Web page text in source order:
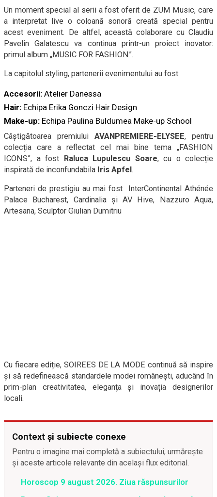
Un moment special al serii a fost oferit de ZUM Music, care
a interpretat live o coloană sonoră creată special pentru
acest eveniment. De altfel, această colaborare cu Claudiu
Pavelin Galatescu va continua printr-un proiect inovator:
primul album „MUSIC FOR FASHION”.
La capitolul styling, partenerii evenimentului au fost:
Accesorii: Atelier Danessa
Hair: Echipa Erika Gonczi Hair Design
Make-up: Echipa Paulina Buldumea Make-up School
Câștigătoarea premiului AVANPREMIERE-ELYSEE, pentru
colecția care a reflectat cel mai bine tema „FASHION
ICONS”, a fost Raluca Lupulescu Soare, cu o colecție
inspirată de inconfundabila Iris Apfel.
Parteneri de prestigiu au mai fost InterContinental Athénée
Palace Bucharest, Cardinalia și AV Hive, Nazzuro Aqua,
Artesana, Sculptor Giulian Dumitriu
Cu fiecare ediție, SOIREES DE LA MODE continuă să inspire
și să redefinească standardele modei românești, aducând în
prim-plan creativitatea, eleganța și inovația designerilor
locali.
Context și subiecte conexe
Pentru o imagine mai completă a subiectului, urmărește
și aceste articole relevante din același flux editorial.
Horoscop 9 august 2026. Ziua răspunsurilor